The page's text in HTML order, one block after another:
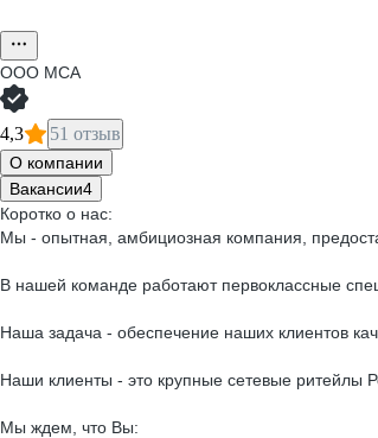
ООО МСА
4,3 51 отзыв
О компании
Вакансии4
Коротко о нас:
Мы - опытная, амбициозная компания,
В нашей команде работают первоклассные
Наша задача - обеспечение наших клиентов
Наши клиенты - это крупные сетевые ритейлы
Мы ждем, что Вы: